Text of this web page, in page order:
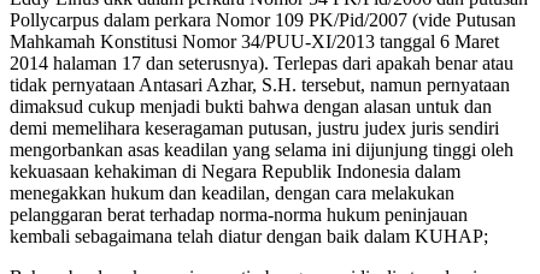
Pollycarpus dalam perkara Nomor 109 PK/Pid/2007 (vide Putusan
Mahkamah Konstitusi Nomor 34/PUU-XI/2013 tanggal 6 Maret
2014 halaman 17 dan seterusnya). Terlepas dari apakah benar atau
tidak pernyataan Antasari Azhar, S.H. tersebut, namun pernyataan
dimaksud cukup menjadi bukti bahwa dengan alasan untuk dan
demi memelihara keseragaman putusan, justru judex juris sendiri
mengorbankan asas keadilan yang selama ini dijunjung tinggi oleh
kekuasaan kehakiman di Negara Republik Indonesia dalam
menegakkan hukum dan keadilan, dengan cara melakukan
pelanggaran berat terhadap norma-norma hukum peninjauan
kembali sebagaimana telah diatur dengan baik dalam KUHAP;